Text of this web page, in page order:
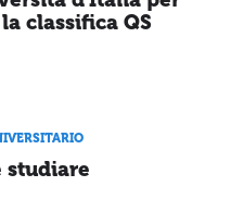
classifica QS
studiare